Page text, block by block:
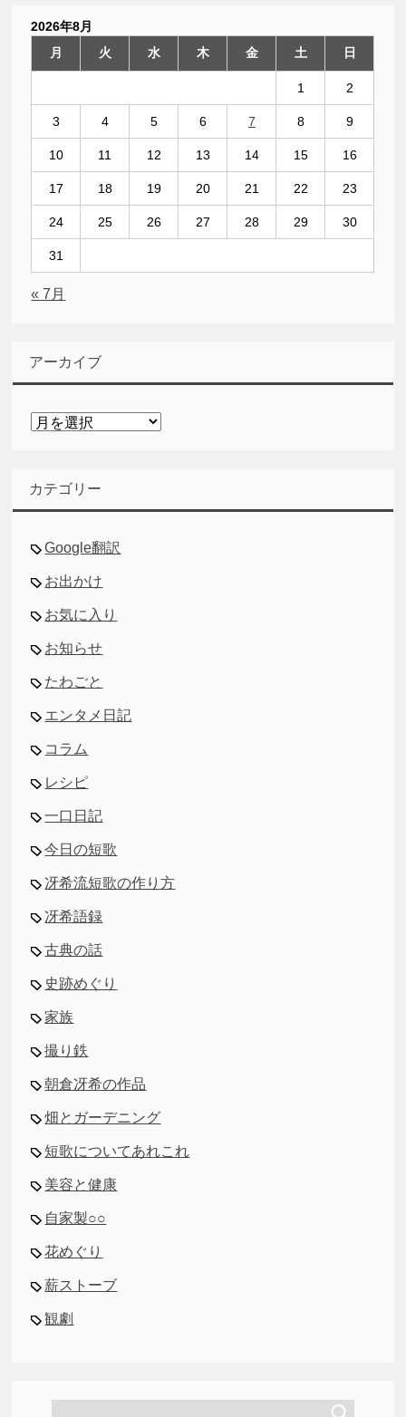
2026年8月
月
火 水 木 金 土 日
1 2
3 4 5 6 7 8 9
10 11 12 13 14 15 16
17 18 19 20 21 22 23
24 25 26 27 28 29 30
31
« 7月
アーカイブ
ア
ブ
カテゴリー
Google翻訳
お出かけ
お気に入り
お知らせ
たわごと
エンタメ日記
コラム
レシピ
一口日記
今日の短歌
冴希流短歌の作り方
冴希語録
古典の話
史跡めぐり
家族
撮り鉄
朝倉冴希の作品
畑とガーデニング
短歌についてあれこれ
美容と健康
自家製○○
花めぐり
薪ストーブ
観劇